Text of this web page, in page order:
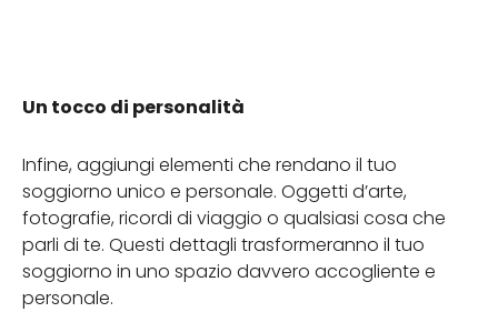
Un tocco di personalità
Infine, aggiungi elementi che rendano il tuo
soggiorno unico e personale. Oggetti d’arte,
fotografie, ricordi di viaggio o qualsiasi cosa che
parli di te. Questi dettagli trasformeranno il tuo
soggiorno in uno spazio davvero accogliente e
personale.